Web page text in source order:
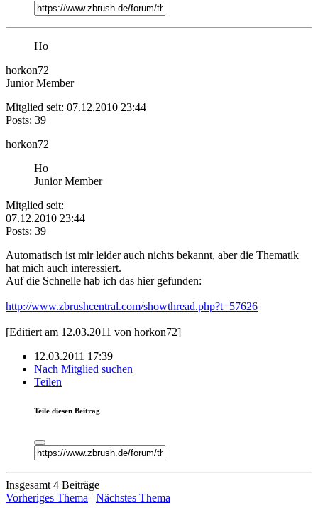
Ho
horkon72
Junior Member
Mitglied seit: 07.12.2010 23:44
Posts: 39
horkon72
Ho
Junior Member
Mitglied seit:
07.12.2010 23:44
Posts: 39
Automatisch ist mir leider auch nichts bekannt, aber die Thematik
hat mich auch interessiert.
Auf die Schnelle hab ich das hier gefunden:
http://www.zbrushcentral.com/showthread.php?t=57626
[Editiert am 12.03.2011 von horkon72]
12.03.2011 17:39
Nach Mitglied suchen
Teilen
Teile diesen Beitrag
Insgesamt 4 Beiträge
Vorheriges Thema | Nächstes Thema